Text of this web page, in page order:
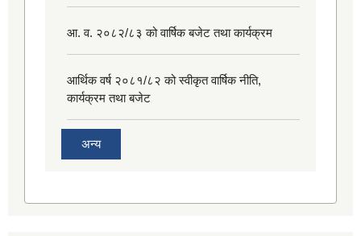
आ. व. २०८२/८३ को वार्षिक बजेट तथा कार्यक्रम
आर्थिक वर्ष २०८१/८२ को स्वीकृत वार्षिक नीति,
कार्यक्रम तथा बजेट
अन्य